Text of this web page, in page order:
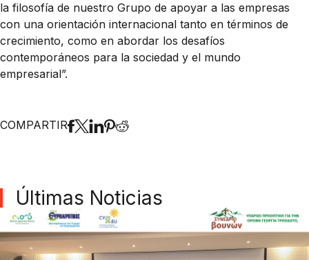
la filosofía de nuestro Grupo de apoyar a las empresas
con una orientación internacional tanto en términos de
crecimiento, como en abordar los desafíos
contemporáneos para la sociedad y el mundo
empresarial”.
COMPARTIR
Últimas Noticias